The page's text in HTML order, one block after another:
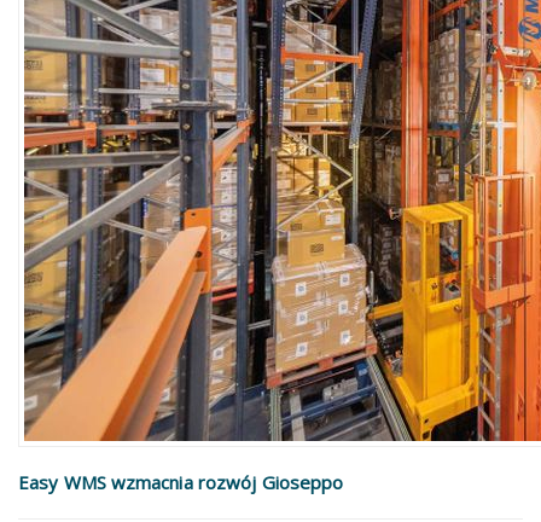
Easy WMS wzmacnia rozwój Gioseppo